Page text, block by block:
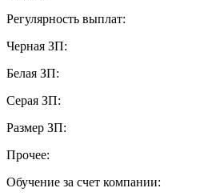
Регулярность выплат:
Черная ЗП:
Белая ЗП:
Серая ЗП:
Размер ЗП:
Прочее:
Обучение за счет компании: